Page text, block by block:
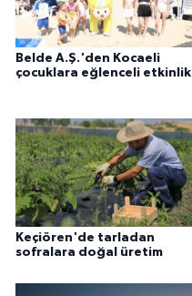
Belde A.Ş.'den Kocaeli
çocuklara eğlenceli etkinlik
Keçiören'de tarladan
sofralara doğal üretim